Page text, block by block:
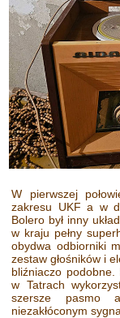
W pierwszej
zakresu UKF a w
Bolero był inny
w kraju pełny
obydwa odbiorniki
zestaw głośników i
bliźniaczo podobne.
w Tatrach
szersze pasmo
niezakłóconym